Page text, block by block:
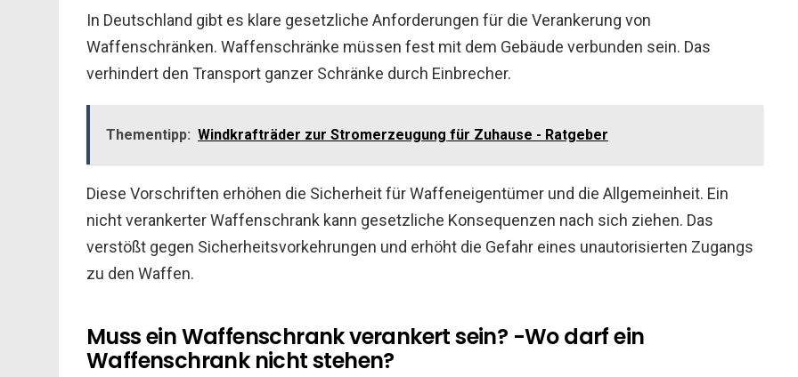
In Deutschland gibt es klare gesetzliche Anforderungen für die Verankerung von
Waffenschränken. Waffenschränke müssen fest mit dem Gebäude verbunden sein. Das
verhindert den Transport ganzer Schränke durch Einbrecher.
Thementipp: Windkrafträder zur Stromerzeugung für Zuhause - Ratgeber
Diese Vorschriften erhöhen die Sicherheit für Waffeneigentümer und die Allgemeinheit. Ein
nicht verankerter Waffenschrank kann gesetzliche Konsequenzen nach sich ziehen. Das
verstößt gegen Sicherheitsvorkehrungen und erhöht die Gefahr eines unautorisierten Zugangs
zu den Waffen.
Muss ein Waffenschrank verankert sein? -Wo darf ein
Waffenschrank nicht stehen?